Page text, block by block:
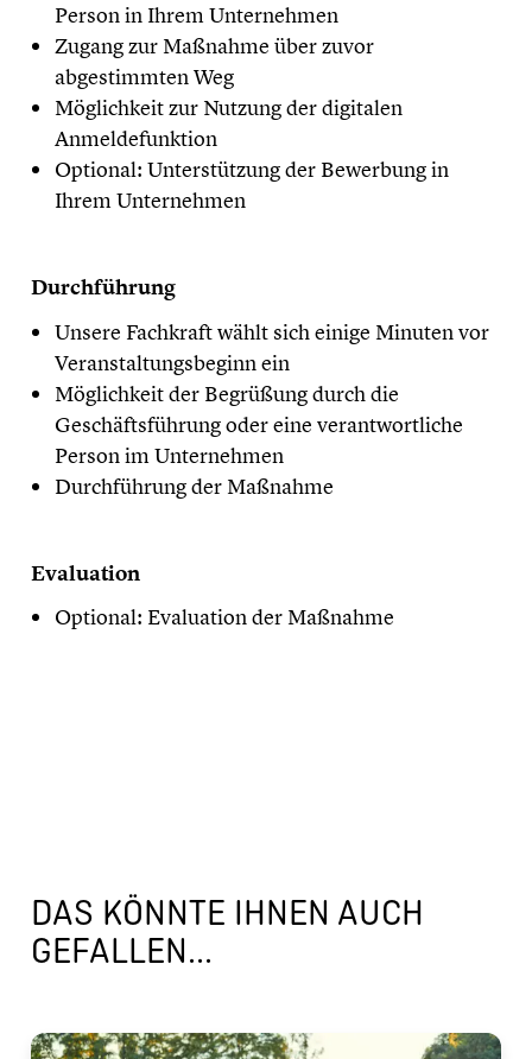
Person in Ihrem Unternehmen
Zugang zur Maßnahme über zuvor
abgestimmten Weg
Möglichkeit zur Nutzung der digitalen
Anmeldefunktion
Optional: Unterstützung der Bewerbung in
Ihrem Unternehmen
Durchführung
Unsere Fachkraft wählt sich einige Minuten vor
Veranstaltungsbeginn ein
Möglichkeit der Begrüßung durch die
Geschäftsführung oder eine verantwortliche
Person im Unternehmen
Durchführung der Maßnahme
Evaluation
Optional: Evaluation der Maßnahme
DAS KÖNNTE IHNEN AUCH
GEFALLEN...